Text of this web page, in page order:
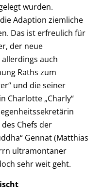
wurden.
Adaption ziemliche
Das ist erfreulich für
der neue
auch
Raths zum
und die seiner
Charlotte „Charly“
Chefs der
Gennat (Matthias
ultramontaner
sehr weit geht.